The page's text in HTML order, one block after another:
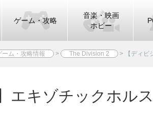
ゲーム・攻略
音楽・映画
ホビー
ーム・攻略情報 > The Division 2 > 【ディ
エキゾチックホル